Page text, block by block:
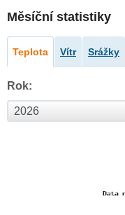
Měsíční statistiky
Teplota Vítr Srážky
Rok: